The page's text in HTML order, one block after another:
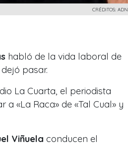
CRÉDITOS: ADN
habló de la vida laboral de
pasar.
La Cuarta, el periodista
«La Raca» de «Tal Cual» y
Viñuela conducen el